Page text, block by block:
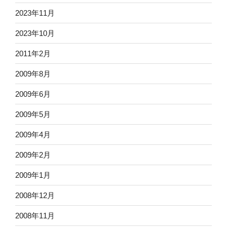
2023年11月
2023年10月
2011年2月
2009年8月
2009年6月
2009年5月
2009年4月
2009年2月
2009年1月
2008年12月
2008年11月